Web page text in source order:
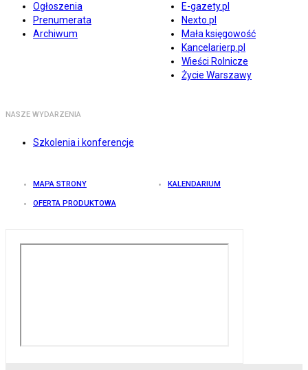
Ogłoszenia
Prenumerata
Archiwum
E-gazety.pl
Nexto.pl
Mała księgowość
Kancelarierp.pl
Wieści Rolnicze
Życie Warszawy
NASZE WYDARZENIA
Szkolenia i konferencje
MAPA STRONY KALENDARIUM
OFERTA PRODUKTOWA